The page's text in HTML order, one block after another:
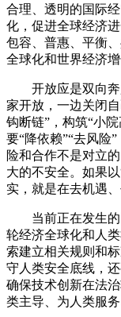
合理、透明的国际
化，促进全球经济
包容、普惠、平衡
全球化和世界经济增
开放应是双向奔
家开放，一边关闭
钩断链”，构筑“小
要“降依赖”“去风险
险和合作不是对立
大的不安全。如果
实，就是在去机遇
当前正在发生的
轮经济全球化和人
索建立相关规则和
守人类安全底线，
确保技术创新在法
类主导、为人类服